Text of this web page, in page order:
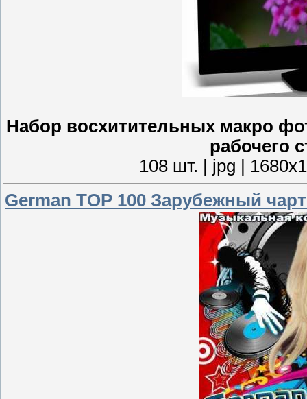
Набор восхитительных макро
рабочего
108 шт. | jpg |
German TOP 100 Зарубежный